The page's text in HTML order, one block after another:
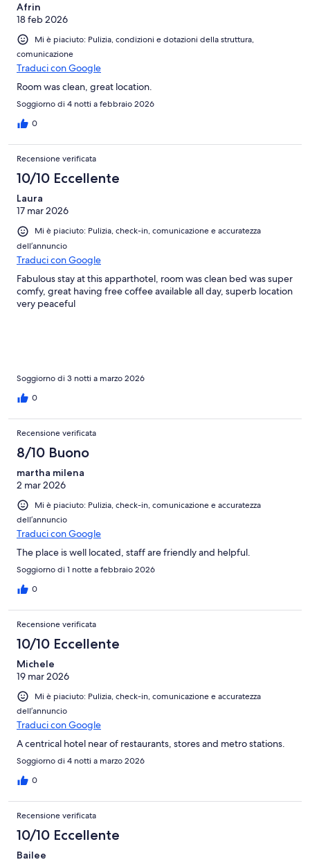
Afrin
18 feb 2026
Mi è piaciuto: Pulizia, condizioni e dotazioni della struttura,
comunicazione
Traduci con Google
Room was clean, great location.
Soggiorno di 4 notti a febbraio 2026
0
Recensione verificata
10/10 Eccellente
Laura
17 mar 2026
Mi è piaciuto: Pulizia, check-in, comunicazione e accuratezza
dell’annuncio
Traduci con Google
Fabulous stay at this apparthotel, room was clean bed was super
comfy, great having free coffee available all day, superb location
very peaceful
Soggiorno di 3 notti a marzo 2026
0
Recensione verificata
8/10 Buono
martha milena
2 mar 2026
Mi è piaciuto: Pulizia, check-in, comunicazione e accuratezza
dell’annuncio
Traduci con Google
The place is well located, staff are friendly and helpful.
Soggiorno di 1 notte a febbraio 2026
0
Recensione verificata
10/10 Eccellente
Michele
19 mar 2026
Mi è piaciuto: Pulizia, check-in, comunicazione e accuratezza
dell’annuncio
Traduci con Google
A centrical hotel near of restaurants, stores and metro stations.
Soggiorno di 4 notti a marzo 2026
0
Recensione verificata
10/10 Eccellente
Bailee